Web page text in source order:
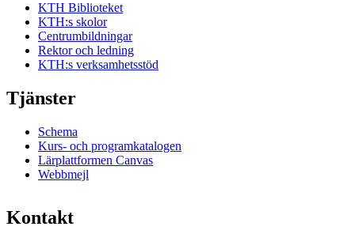
KTH Biblioteket
KTH:s skolor
Centrumbildningar
Rektor och ledning
KTH:s verksamhetsstöd
Tjänster
Schema
Kurs- och programkatalogen
Lärplattformen Canvas
Webbmejl
Kontakt